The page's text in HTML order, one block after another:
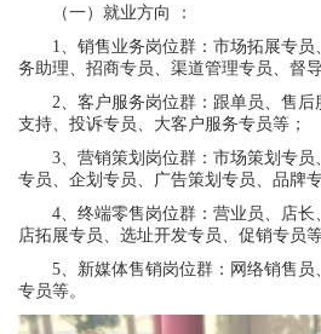
（一）就业方向 ：
1、销售业务岗位群：市场拓展专
务助理、招商专员、渠道管理专员、督导
2、客户服务岗位群：跟单员、售
支持、投诉专员、大客户服务专员等；
3、营销策划岗位群：市场策划专
专员、企划专员、广告策划专员、品牌专
4、终端零售岗位群：营业员、店
店拓展专员、选址开发专员、促销专员等
5、新媒体售销岗位群：网络销售
专员等。